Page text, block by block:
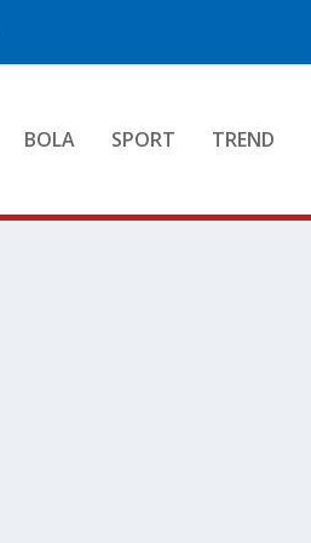
BOLA SPORT TREND